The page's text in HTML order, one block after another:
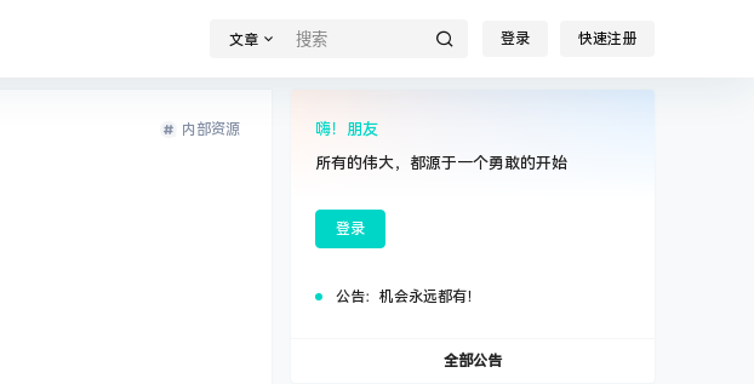
文章 登录 快速注册
内部资源
嗨！朋友
所有的伟大，都源于一个勇敢的开始
登录
公告： 机会永远都有！
全部公告